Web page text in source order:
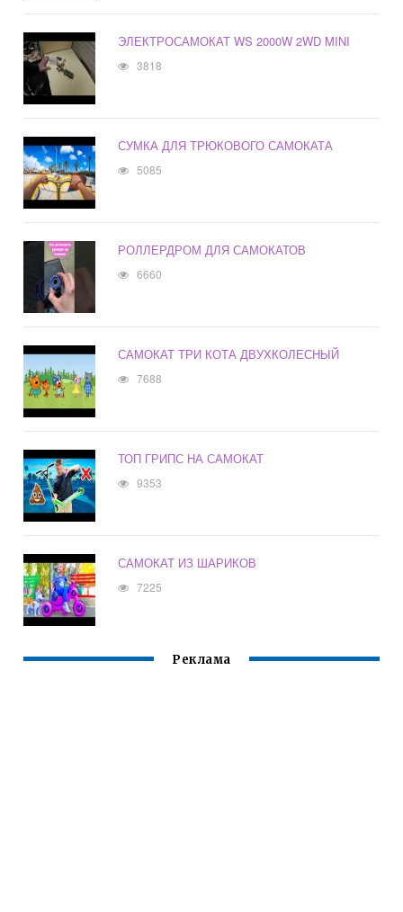
ЭЛЕКТРОСАМОКАТ WS 2000W 2WD MINI
3818
СУМКА ДЛЯ ТРЮКОВОГО САМОКАТА
5085
РОЛЛЕРДРОМ ДЛЯ САМОКАТОВ
6660
САМОКАТ ТРИ КОТА ДВУХКОЛЕСНЫЙ
7688
ТОП ГРИПС НА САМОКАТ
9353
САМОКАТ ИЗ ШАРИКОВ
7225
Реклама